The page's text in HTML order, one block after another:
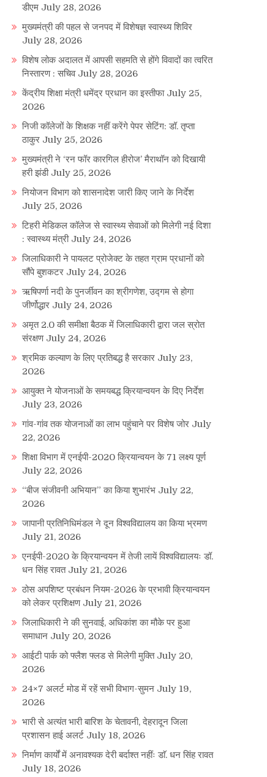
डीएम July 28, 2026
मुख्यमंत्री की पहल से जनपद में विशेषज्ञ स्वास्थ्य शिविर
July 28, 2026
विशेष लोक अदालत में आपसी सहमति से होंगे विवादों का त्वरित
निस्तारण : सचिव July 28, 2026
केंद्रीय शिक्षा मंत्री धमेंद्र प्रधान का इस्तीफा July 25,
2026
निजी कॉलेजों के शिक्षक नहीं करेंगे पेपर सेटिंग: डॉ. तृप्ता
ठाकुर July 25, 2026
मुख्यमंत्री ने ‘रन फॉर कारगिल हीरोज’ मैराथॉन को दिखायी
हरी झंडी July 25, 2026
नियोजन विभाग को शासनादेश जारी किए जाने के निर्देश
July 25, 2026
टिहरी मेडिकल कॉलेज से स्वास्थ्य सेवाओं को मिलेगी नई दिशा
: स्वास्थ्य मंत्री July 24, 2026
जिलाधिकारी ने पायलट प्रोजेक्ट के तहत ग्राम प्रधानों को
सौंपे बुशकटर July 24, 2026
ऋषिपर्णा नदी के पुनर्जीवन का श्रीगणेश, उद्गम से होगा
जीर्णोद्धार July 24, 2026
अमृत 2.0 की समीक्षा बैठक में जिलाधिकारी द्वारा जल स्रोत
संरक्षण July 24, 2026
श्रमिक कल्याण के लिए प्रतिबद्ध है सरकार July 23,
2026
आयुक्त ने योजनाओं के समयबद्ध क्रियान्वयन के दिए निर्देश
July 23, 2026
गांव-गांव तक योजनाओं का लाभ पहुंचाने पर विशेष जोर July
22, 2026
शिक्षा विभाग में एनईपी-2020 क्रियान्वयन के 71 लक्ष्य पूर्ण
July 22, 2026
“बीज संजीवनी अभियान” का किया शुभारंभ July 22,
2026
जापानी प्रतिनिधिमंडल ने दून विश्वविद्यालय का किया भ्रमण
July 21, 2026
एनईपी-2020 के क्रियान्वयन में तेजी लायें विश्वविद्यालयः डॉ.
धन सिंह रावत July 21, 2026
ठोस अपशिष्ट प्रबंधन नियम-2026 के प्रभावी क्रियान्वयन
को लेकर प्रशिक्षण July 21, 2026
जिलाधिकारी ने की सुनवाई, अधिकांश का मौके पर हुआ
समाधान July 20, 2026
आईटी पार्क को फ्लैश फ्लड से मिलेगी मुक्ति July 20,
2026
24×7 अलर्ट मोड में रहें सभी विभाग-सुमन July 19,
2026
भारी से अत्यंत भारी बारिश के चेतावनी, देहरादून जिला
प्रशासन हाई अलर्ट July 18, 2026
निर्माण कार्यों में अनावश्यक देरी बर्दाश्त नहींः डाॅ. धन सिंह रावत
July 18, 2026